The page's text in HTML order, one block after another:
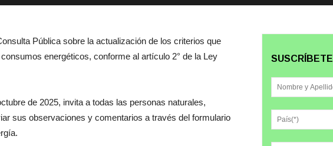
Pública sobre la actualización de los criterios que
energéticos, conforme al artículo 2° de la Ley
de 2025, invita a todas las personas naturales,
sus observaciones y comentarios a través del formulario
SUSCRÍBETE